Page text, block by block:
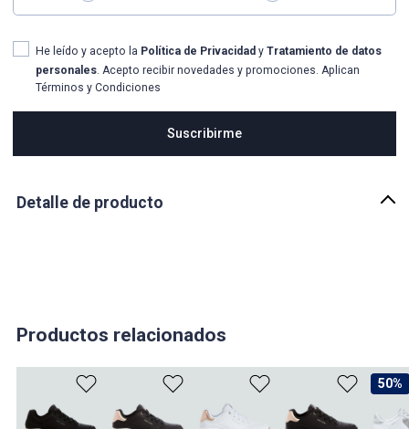
He leído y acepto la Política de Privacidad y Tratamiento de datos
personales. Acepto recibir novedades y promociones. Aplican
Términos y Condiciones
Suscribirme
Detalle de producto
teclogía M-Strike® de pisada eficiente y una amortiguación
País de origen:
Productos relacionados
50%